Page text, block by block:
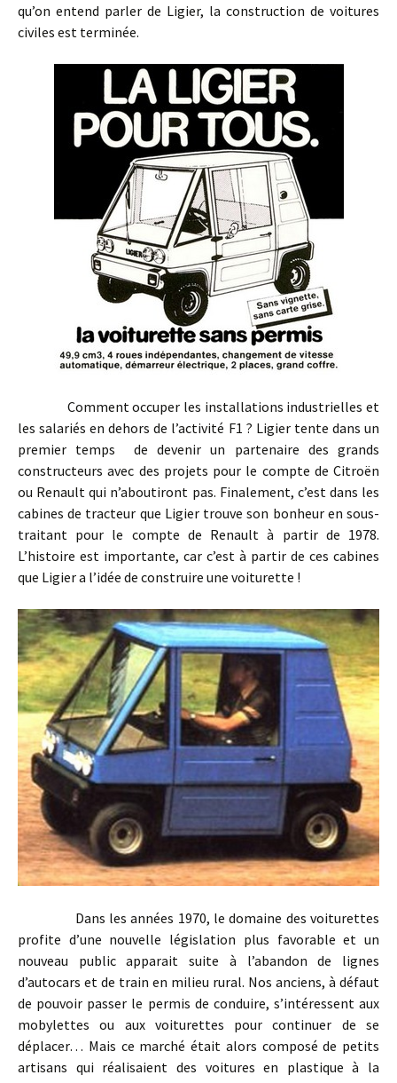
qu’on entend parler de Ligier, la construction de voitures
civiles est terminée.
Comment occuper les installations industrielles et
les salariés en dehors de l’activité F1 ? Ligier tente dans un
premier temps de devenir un partenaire des grands
constructeurs avec des projets pour le compte de Citroën
ou Renault qui n’aboutiront pas. Finalement, c’est dans les
cabines de tracteur que Ligier trouve son bonheur en sous-
traitant pour le compte de Renault à partir de 1978.
L’histoire est importante, car c’est à partir de ces cabines
que Ligier a l’idée de construire une voiturette !
Dans les années 1970, le domaine des voiturettes
profite d’une nouvelle législation plus favorable et un
nouveau public apparait suite à l’abandon de lignes
d’autocars et de train en milieu rural. Nos anciens, à défaut
de pouvoir passer le permis de conduire, s’intéressent aux
mobylettes ou aux voiturettes pour continuer de se
déplacer… Mais ce marché était alors composé de petits
artisans qui réalisaient des voitures en plastique à la